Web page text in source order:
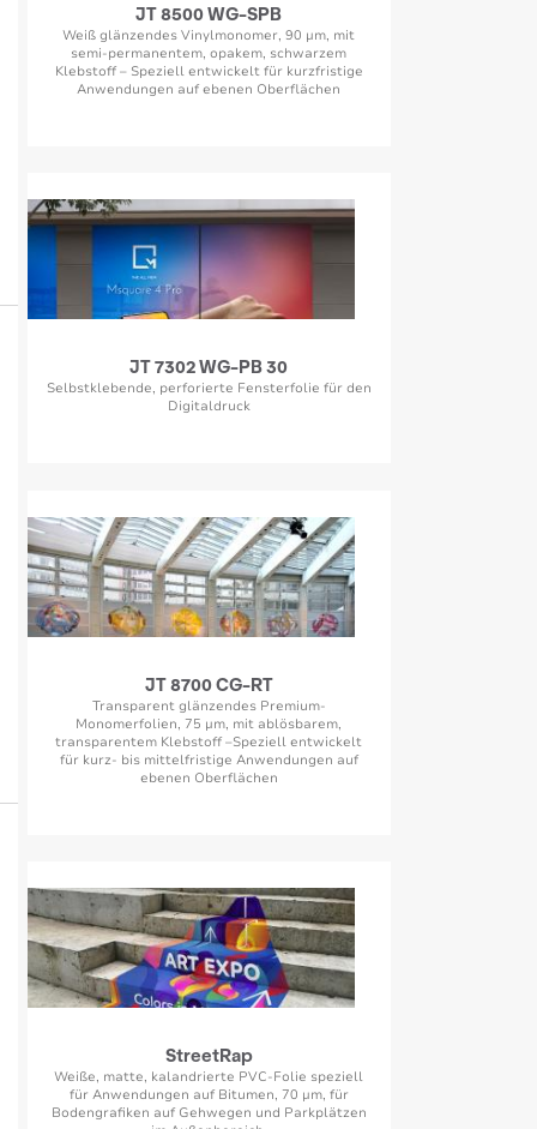
JT 8500 WG-SPB
Weiß glänzendes Vinylmonomer, 90 µm, mit
semi-permanentem, opakem, schwarzem
Klebstoff – Speziell entwickelt für kurzfristige
Anwendungen auf ebenen Oberflächen
JT 7302 WG-PB 30
Selbstklebende, perforierte Fensterfolie für den
Digitaldruck
JT 8700 CG-RT
Transparent glänzendes Premium-
Monomerfolien, 75 µm, mit ablösbarem,
transparentem Klebstoff –Speziell entwickelt
für kurz- bis mittelfristige Anwendungen auf
ebenen Oberflächen
StreetRap
Weiße, matte, kalandrierte PVC-Folie speziell
für Anwendungen auf Bitumen, 70 µm, für
Bodengrafiken auf Gehwegen und Parkplätzen